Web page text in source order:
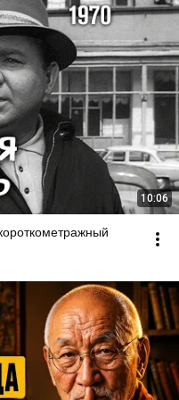
10:06